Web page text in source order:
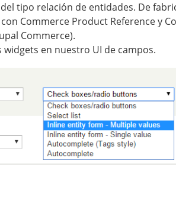
tipo relación de entidades. De
Commerce Product Reference y
Commerce).
en nuestro UI de campos.